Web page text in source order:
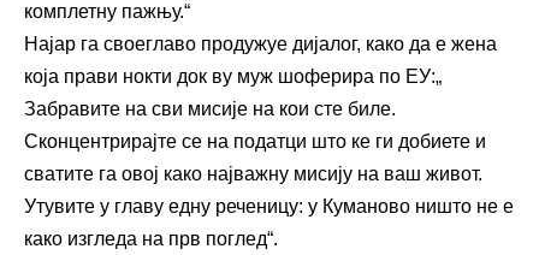
комплетну пажњу.“
Најар га своеглаво продужуе дијалог, како да е жена
која прави нокти док ву муж шоферира по ЕУ:„
Забравите на сви мисије на кои сте биле.
Сконцентрирајте се на податци што ке ги добиете и
сватите га овој како најважну мисију на ваш живот.
Утувите у главу едну реченицу: у Куманово ништо не е
како изгледа на прв поглед“.